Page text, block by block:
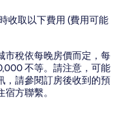
收取以下費用 (費用可能
市稅依每晚房價而定，每
不等。請注意，可能
，請參閱訂房後收到的預
方聯繫。